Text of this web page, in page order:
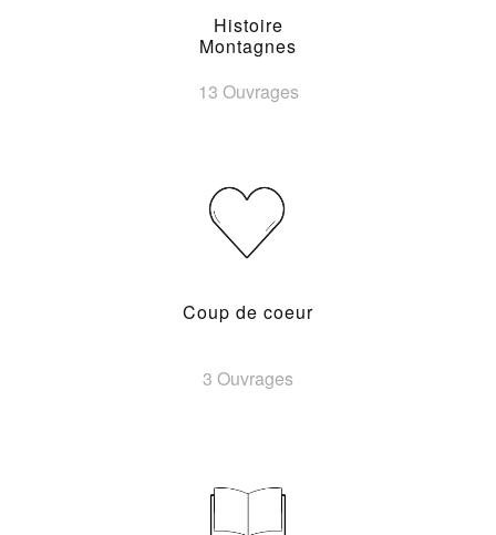
Histoire
Montagnes
13 Ouvrages
Coup de coeur
3 Ouvrages